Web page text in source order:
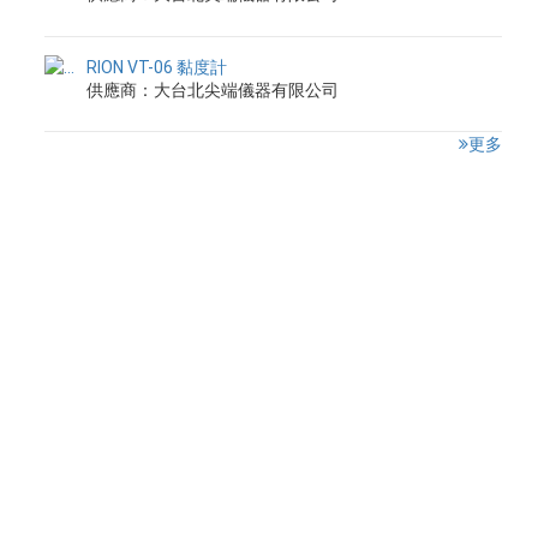
RION VT-06 黏度計
供應商：大台北尖端儀器有限公司
更多